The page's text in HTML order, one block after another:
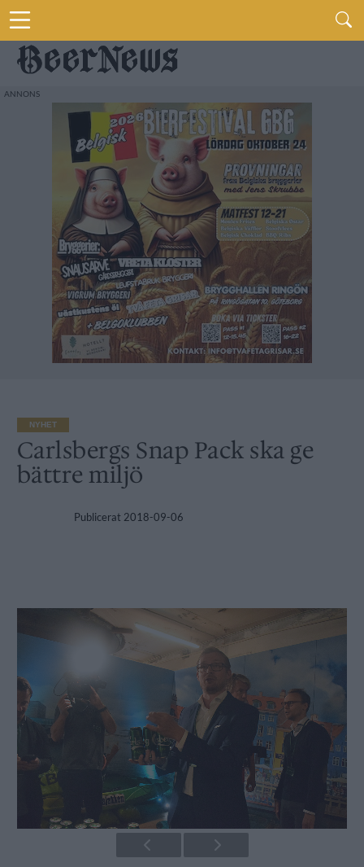
NYHET
Carlsbergs Snap Pack ska ge
bättre miljö
Publicerat 2018-09-06